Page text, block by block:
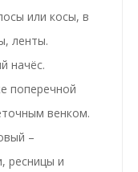
или косы, в
ленты.
начёс.
поперечной
венком.
–
ресницы и